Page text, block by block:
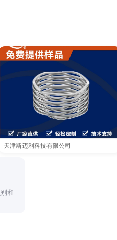
天津斯迈利科技有限公司
和